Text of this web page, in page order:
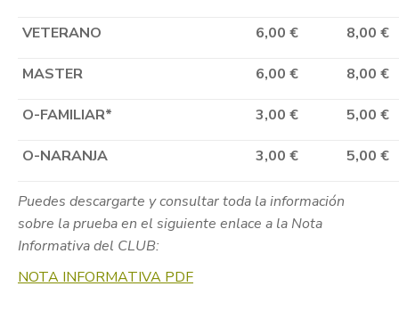
VETERANO 6,00 € 8,00 €
MASTER 6,00 € 8,00 €
O-FAMILIAR* 3,00 € 5,00 €
O-NARANJA 3,00 € 5,00 €
Puedes descargarte y consultar toda la información
sobre la prueba en el siguiente enlace a la Nota
Informativa del CLUB:
NOTA INFORMATIVA PDF